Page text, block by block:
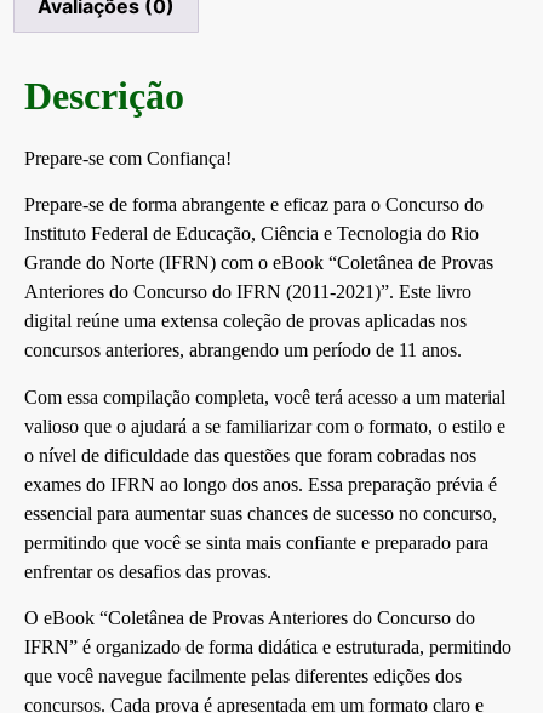
Avaliações (0)
Descrição
Prepare-se com Confiança!
Prepare-se de forma abrangente e eficaz para o Concurso do
Instituto Federal de Educação, Ciência e Tecnologia do Rio
Grande do Norte (IFRN) com o eBook “Coletânea de Provas
Anteriores do Concurso do IFRN (2011-2021)”. Este livro
digital reúne uma extensa coleção de provas aplicadas nos
concursos anteriores, abrangendo um período de 11 anos.
Com essa compilação completa, você terá acesso a um material
valioso que o ajudará a se familiarizar com o formato, o estilo e
o nível de dificuldade das questões que foram cobradas nos
exames do IFRN ao longo dos anos. Essa preparação prévia é
essencial para aumentar suas chances de sucesso no concurso,
permitindo que você se sinta mais confiante e preparado para
enfrentar os desafios das provas.
O eBook “Coletânea de Provas Anteriores do Concurso do
IFRN” é organizado de forma didática e estruturada, permitindo
que você navegue facilmente pelas diferentes edições dos
concursos. Cada prova é apresentada em um formato claro e